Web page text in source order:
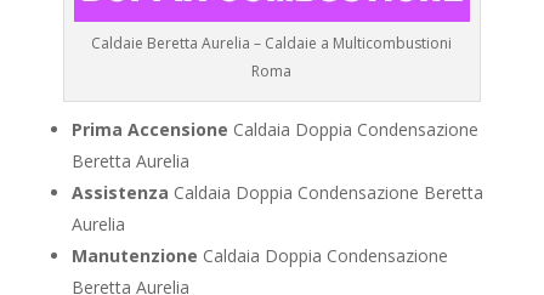
Caldaie Beretta Aurelia – Caldaie a Multicombustioni
Roma
Prima Accensione Caldaia Doppia Condensazione
Beretta Aurelia
Assistenza Caldaia Doppia Condensazione Beretta
Aurelia
Manutenzione Caldaia Doppia Condensazione
Beretta Aurelia